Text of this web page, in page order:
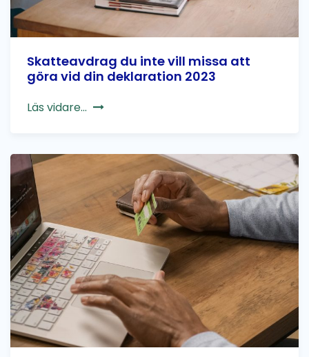
Skatteavdrag du inte vill missa att
göra vid din deklaration 2023
Läs vidare...